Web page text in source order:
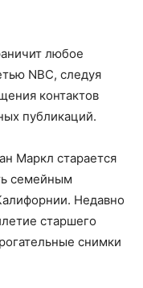
любое
NBC, следуя
контактов
публикаций.
Маркл старается
семейным
Недавно
старшего
снимки